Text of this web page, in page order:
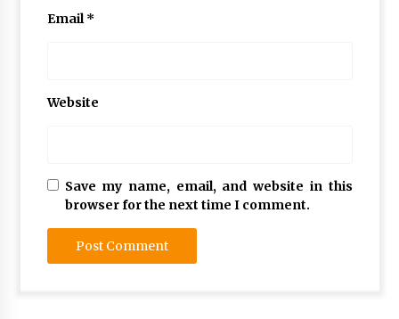
Email*
Website
Save my name, email, and website in this
browser for the next time I comment.